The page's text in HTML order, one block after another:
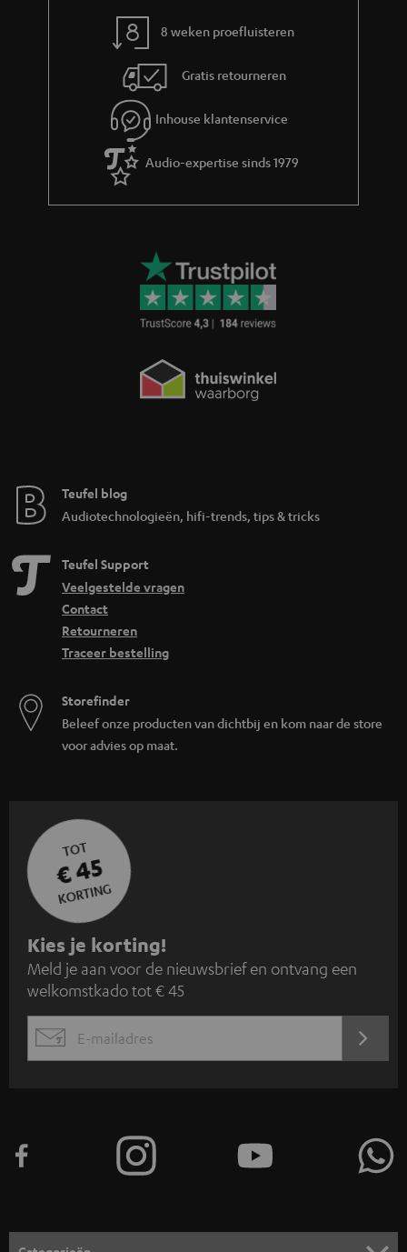
8 weken proefluisteren
Gratis retourneren
Inhouse klantenservice
Audio-expertise sinds 1979
Teufel blog
Audiotechnologieën, hifi-trends, tips & tricks
Teufel Support
Veelgestelde vragen
Contact
Retourneren
Traceer bestelling
Storefinder
Beleef onze producten van dichtbij en kom naar de store
voor advies op maat.
TOT
€ 45
KORTING
A
a
n
m
e
n
o
Kies je korting!
Meld je aan voor de nieuwsbrief en ontvang een
welkomstkado tot € 45
EMAIL